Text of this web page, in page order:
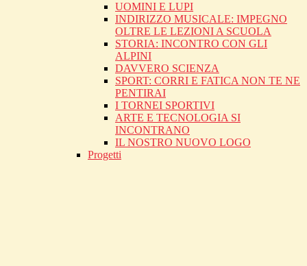
UOMINI E LUPI
INDIRIZZO MUSICALE: IMPEGNO
OLTRE LE LEZIONI A SCUOLA
STORIA: INCONTRO CON GLI
ALPINI
DAVVERO SCIENZA
SPORT: CORRI E FATICA NON TE NE
PENTIRAI
I TORNEI SPORTIVI
ARTE E TECNOLOGIA SI
INCONTRANO
IL NOSTRO NUOVO LOGO
Progetti